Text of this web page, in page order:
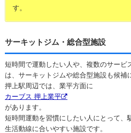
す。
サーキットジム・総合型施設
短時間で運動したい人や、複数のサービ
は、サーキットジムや総合型施設も候補
押上駅周辺では、業平方面に
カーブス 押上業平
があります。
短時間運動を習慣にしたい人にとって、
生活動線に合いやすい施設です。